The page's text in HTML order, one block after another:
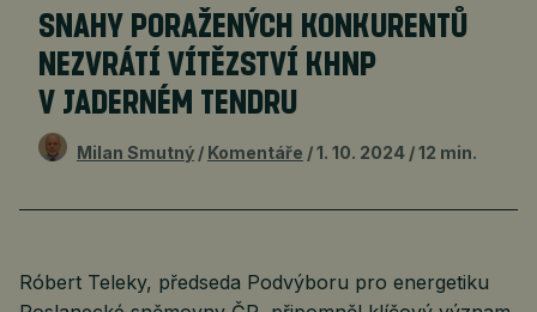
SNAHY PORAŽENÝCH KONKURENTŮ
NEZVRÁTÍ VÍTĚZSTVÍ KHNP
V JADERNÉM TENDRU
Milan Smutný Komentáře 1. 10. 2024 12 min.
Róbert Teleky, předseda Podvýboru pro energetiku